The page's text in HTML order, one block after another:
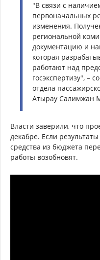
"В связи с
первоначальных
изменения.
региональной
документацию и
которая
работают над
госэкспертизу", –
отдела
Атырау Салимжан
Власти заверили, что
декабре. Если
средства из бюджета
работы возобновят.